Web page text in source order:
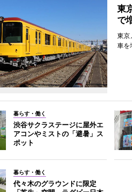
東
で
東京
車を
暮らす・働く
渋谷サクラステージに屋外エ
アコンやミストの「避暑」ス
ポット
暮らす・働く
代々木のグラウンドに限定